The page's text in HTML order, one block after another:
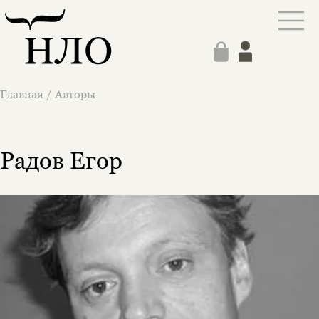
Главная / Авторы
Радов Егор
Подписка на рассылку
Этой книги временно
нет в продаже.